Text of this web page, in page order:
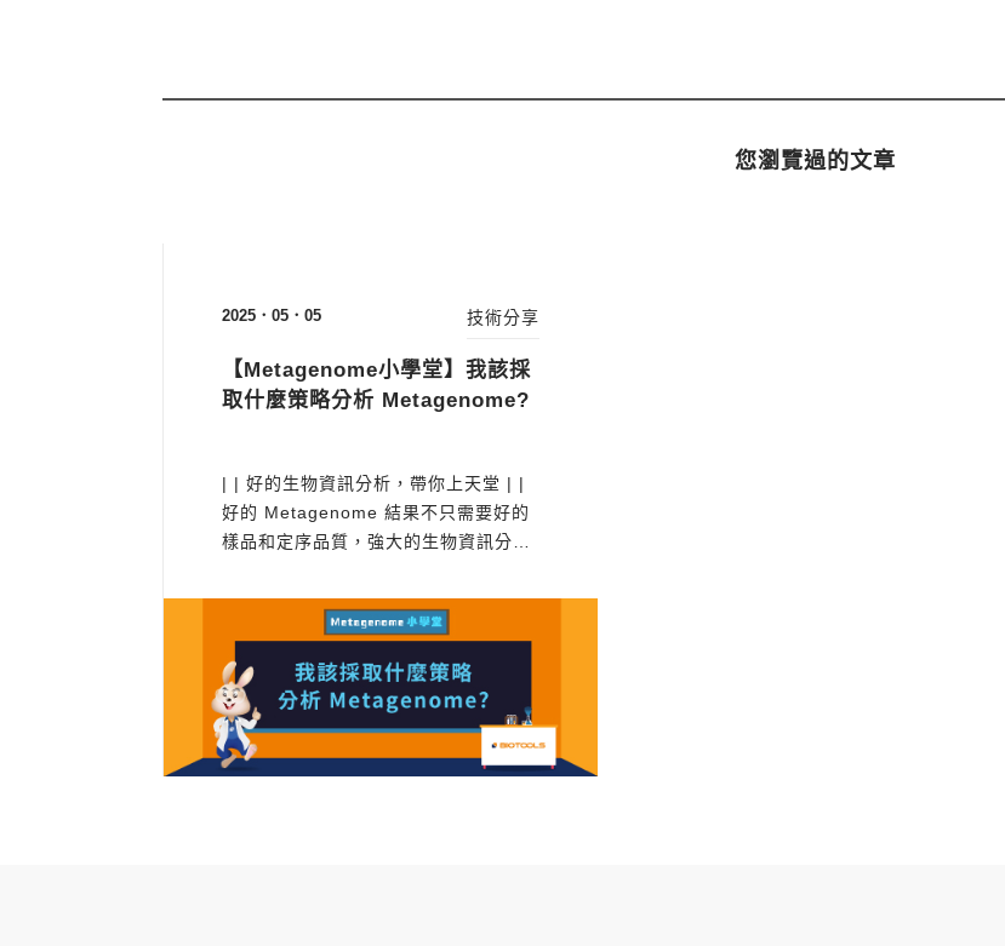
您瀏覽過的文章
2025．05．05
【Metagenome小學堂】我該採
取什麼策略分析 Metagenome?
| | 好的生物資訊分析，帶你上天堂 | |
好的 Metagenome 結果不只需要好的
樣品和定序品質，強大的生物資訊分析
讀⻑序列中拼湊出微生物的正確樣貌，
進而了解菌相組成與其中的愛恨糾葛，
首要工作是選用適當的分析流程。 想像
一下，如果每個物種都代表一個完整的
拼圖，每個樣品就像是一...
技術分享